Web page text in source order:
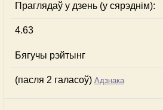
Праглядаў у дзень (у сярэднім):
4.63
Бягучы рэйтынг
(пасля 2 галасоў) Адзнака